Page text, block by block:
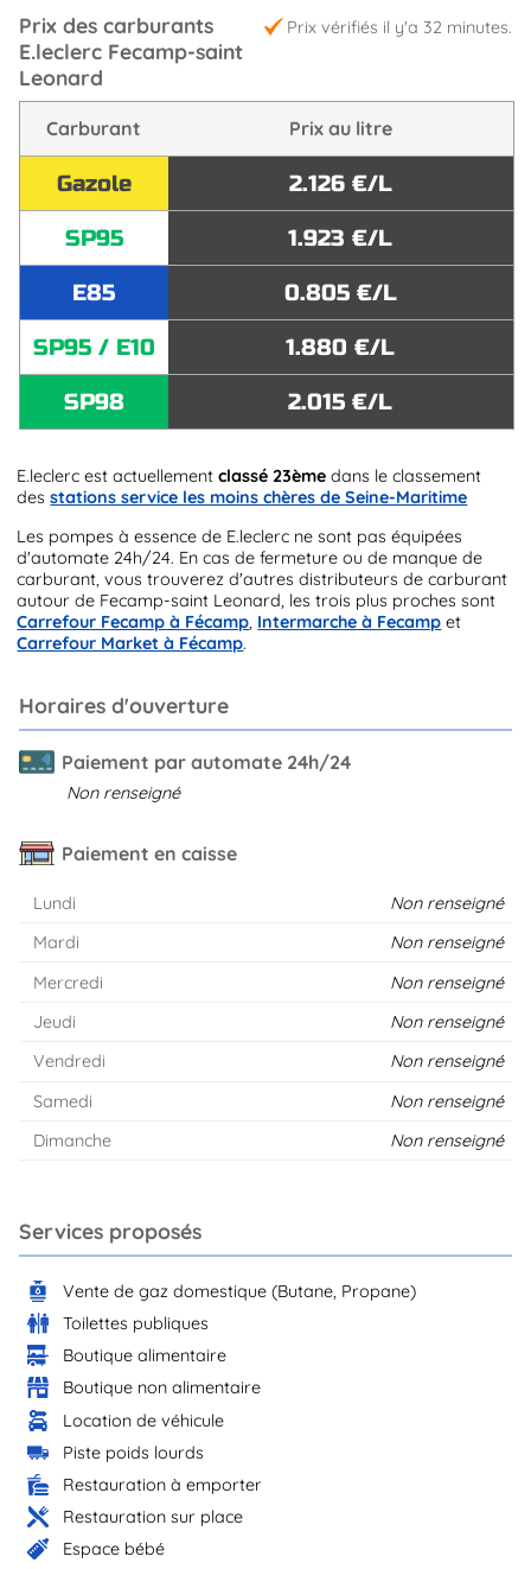
Prix vérifiés il y'a 32 minutes.
Prix des carburants
E.leclerc Fecamp-saint
Leonard
Carburant Prix au litre
Gazole
2.126 €/L
SP95
1.923 €/L
E85
0.805 €/L
SP95 / E10
1.880 €/L
SP98
2.015 €/L
E.leclerc est actuellementclassé 23ème dans le classement
desstations service les moins chères de Seine-Maritime
Les pompes à essence de E.leclerc ne sont pas équipées
d'automate 24h/24. En cas de fermeture ou de manque de
carburant, vous trouverez d'autres distributeurs de carburant
autour de Fecamp-saint Leonard, les trois plus proches sont
Carrefour Fecamp à Fécamp, Intermarche à Fecamp et
Carrefour Market à Fécamp.
Horaires d'ouverture
Paiement par automate 24h/24
Non renseigné
Paiement en caisse
Lundi
Non renseigné
Mardi
Non renseigné
Mercredi
Non renseigné
Jeudi
Non renseigné
Vendredi
Non renseigné
Samedi
Non renseigné
Dimanche
Non renseigné
Services proposés
Vente de gaz domestique (Butane, Propane)
Toilettes publiques
Boutique alimentaire
Boutique non alimentaire
Location de véhicule
Piste poids lourds
Restauration à emporter
Restauration sur place
Espace bébé